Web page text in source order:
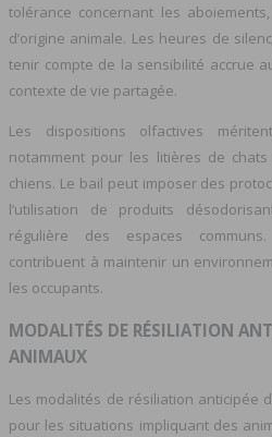
tolérance concernant les
d’origine animale. Les heures de
tenir compte de la sensibilité accrue
contexte de vie partagée.
Les dispositions olfactives
notamment pour les litières de
chiens. Le bail peut imposer des
l’utilisation de produits
régulière des espaces
contribuent à maintenir un
les occupants.
MODALITÉS DE RÉSILIATION
ANIMAUX
Les modalités de résiliation anticipée
pour les situations impliquant des